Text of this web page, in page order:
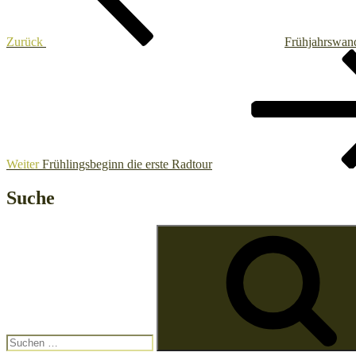
Zurück
Weiter Frühlingsbeginn die erste Radtour
Suche